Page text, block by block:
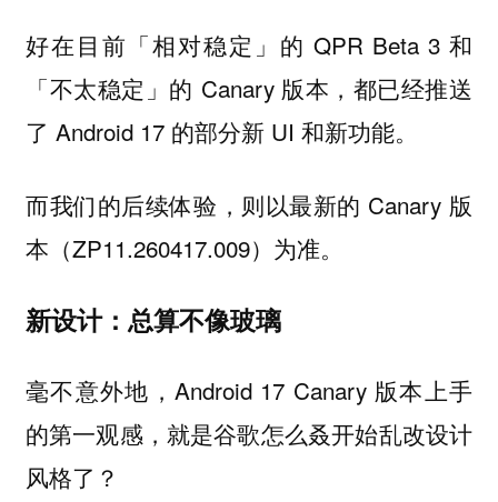
好在目前「相对稳定」的 QPR Beta 3 和
「不太稳定」的 Canary 版本，都已经推送
了 Android 17 的部分新 UI 和新功能。
而我们的后续体验，则以最新的 Canary 版
本（ZP11.260417.009）为准。
新设计：总算不像玻璃
毫不意外地，Android 17 Canary 版本上手
的第一观感，就是谷歌怎么叒开始乱改设计
风格了？